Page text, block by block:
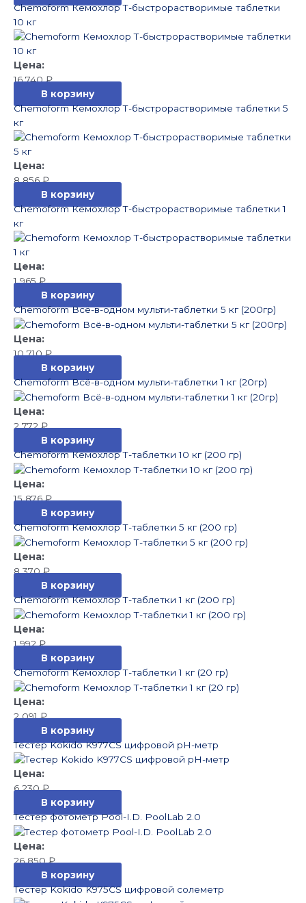
Chemoform Кемохлор Т-быстрорастворимые таблетки
10 кг
16 740₽
В корзину
Chemoform Кемохлор Т-быстрорастворимые таблетки 5
кг
8 856₽
В корзину
Chemoform Кемохлор Т-быстрорастворимые таблетки 1
кг
1 965₽
В корзину
Chemoform Всё-в-одном мульти-таблетки 5 кг (200гр)
10 710₽
В корзину
Chemoform Всё-в-одном мульти-таблетки 1 кг (20гр)
2 772₽
В корзину
Chemoform Кемохлор Т-таблетки 10 кг (200 гр)
15 876₽
В корзину
Chemoform Кемохлор Т-таблетки 5 кг (200 гр)
8 370₽
В корзину
Chemoform Кемохлор Т-таблетки 1 кг (200 гр)
1 992₽
В корзину
Chemoform Кемохлор Т-таблетки 1 кг (20 гр)
2 091₽
В корзину
Тестер Kokido K977CS цифровой рН-метр
6 230₽
В корзину
Тестер фотометр Pool-I.D. PoolLab 2.0
26 850₽
В корзину
Тестер Kokido K975CS цифровой солеметр